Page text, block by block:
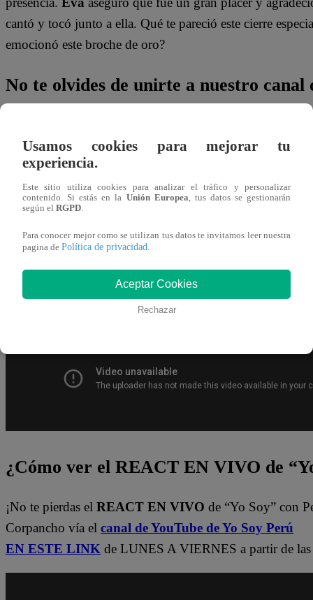
cantó y tocó junto a ella. Qué te pareció este cierre
emocionó este broche de oro?
No te olvides de unirte a nuestro canal
los talentos, obtén datos inéditos y noticias de última
canal de Youtube deYo Soy Perú. También pueden
delLatina.pe en ESTE enlace.
¿Cómo ver el REACT EN VIVO de
¡No te pierdas el REACT EN VIVO de “Yo Soy” con
Corpancho vía el canal de YouTube de Yo Soy Perú
EN ESTE LINK de LUNES A VIERNES a partir de
Usamos cookies para mejorar tu
experiencia.
Este sitio utiliza cookies para analizar el tráfico y personalizar
contenido. Si estás en la Unión Europea, tus datos se gestionarán
según el RGPD.
Para conocer mejor como se utilizan tus datos te invitamos leer nuestra
pagina de Política de privacidad.
Aceptar Cookies
Rechazar